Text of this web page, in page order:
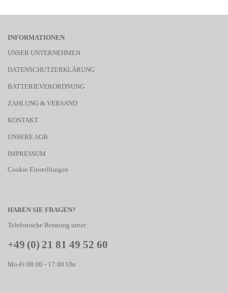
INFORMATIONEN
UNSER UNTERNEHMEN
DATENSCHUTZERKLÄRUNG
BATTERIEVERORDNUNG
ZAHLUNG & VERSAND
KONTAKT
UNSERE AGB
IMPRESSUM
Cookie Einstellungen
HABEN SIE FRAGEN?
Telefonische Beratung unter:
+49 (0) 21 81 49 52 60
Mo-Fr 08:00 - 17:00 Uhr